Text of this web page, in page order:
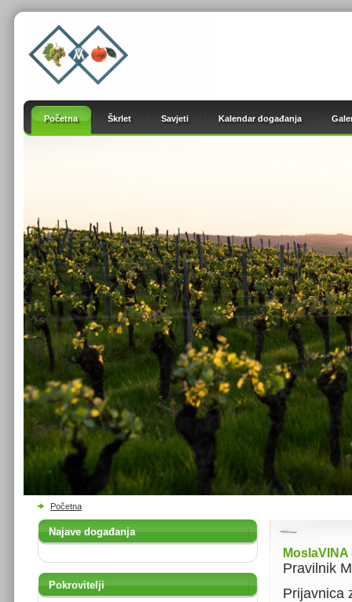
Početna Škrlet Savjeti Kalendar događanja
Početna
Najave događanja
Pokrovitelji
Pravilnik
Prijavnica